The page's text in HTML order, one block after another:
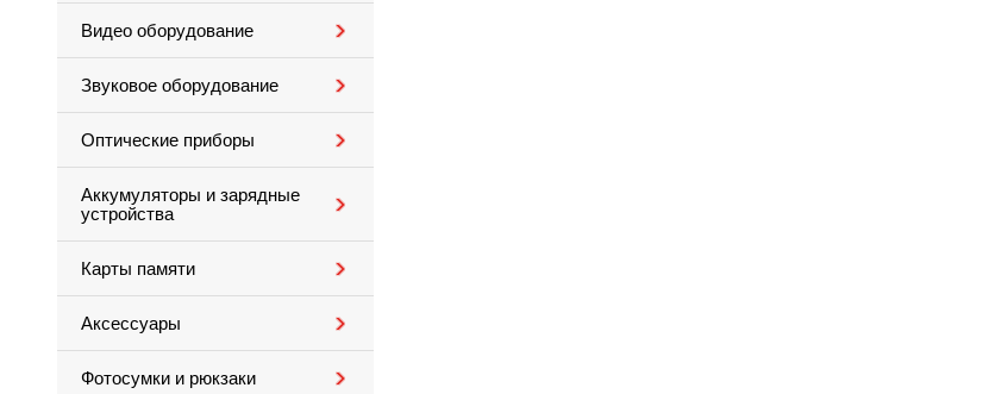
Видео оборудование
Звуковое оборудование
Оптические приборы
Аккумуляторы и зарядные
устройства
Карты памяти
Аксессуары
Фотосумки и рюкзаки